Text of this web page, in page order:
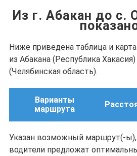
Из г. Абакан до с.
Ниже приведена таблица и
из Абакана (Республика
(Челябинская область).
Варианты
маршрута
Указан возможный маршрут(-
водители предложат